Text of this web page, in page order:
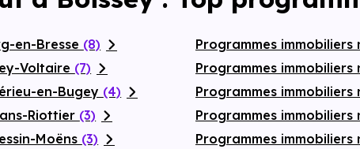
en-Bresse (8)
Voltaire (7)
en-Bugey (4)
Riottier (3)
Moëns (3)
Programmes immobiliers
Programmes
Programmes immobiliers
Programmes immobiliers
Programmes immobiliers